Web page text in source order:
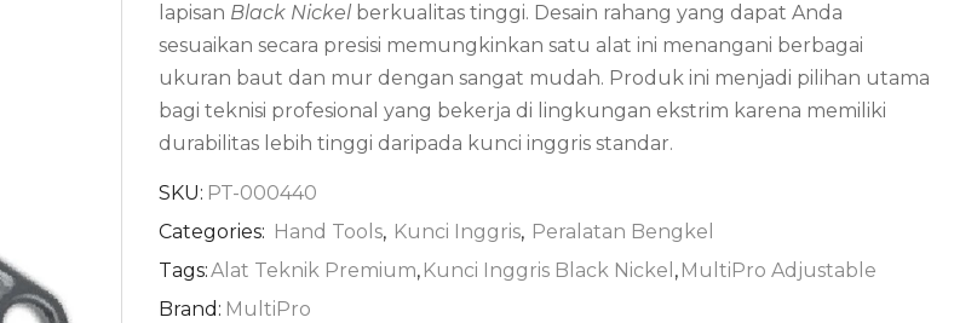
lapisan Black Nickel berkualitas tinggi. Desain rahang yang dapat Anda
sesuaikan secara presisi memungkinkan satu alat ini menangani berbagai
ukuran baut dan mur dengan sangat mudah. Produk ini menjadi pilihan utama
bagi teknisi profesional yang bekerja di lingkungan ekstrim karena memiliki
durabilitas lebih tinggi daripada kunci inggris standar.
SKU: PT-000440
Categories: Hand Tools, Kunci Inggris, Peralatan Bengkel
Tags:Alat Teknik Premium, Kunci Inggris Black Nickel , MultiPro Adjustable
Brand: MultiPro